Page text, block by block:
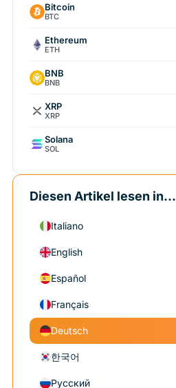
Bitcoin
BTC
Ethereum
ETH
BNB
BNB
XRP
XRP
Solana
SOL
Diesen Artikel lesen in...
Italiano
English
Español
Français
Deutsch
한국어
Русский